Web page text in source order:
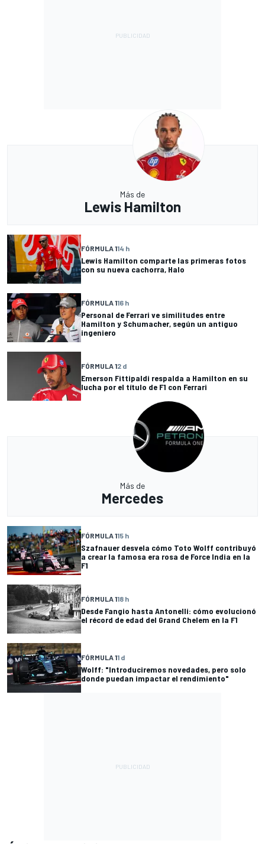
Más de
Lewis Hamilton
FÓRMULA 114 h
Lewis Hamilton comparte las primeras fotos
con su nueva cachorra, Halo
FÓRMULA 116 h
Personal de Ferrari ve similitudes entre
Hamilton y Schumacher, según un antiguo
ingeniero
FÓRMULA 12 d
Emerson Fittipaldi respalda a Hamilton en su
lucha por el título de F1 con Ferrari
Más de
Mercedes
FÓRMULA 115 h
Szafnauer desvela cómo Toto Wolff contribuyó
a crear la famosa era rosa de Force India en la
F1
FÓRMULA 118 h
Desde Fangio hasta Antonelli: cómo evolucionó
el récord de edad del Grand Chelem en la F1
FÓRMULA 11 d
Wolff: "Introduciremos novedades, pero solo
donde puedan impactar el rendimiento"